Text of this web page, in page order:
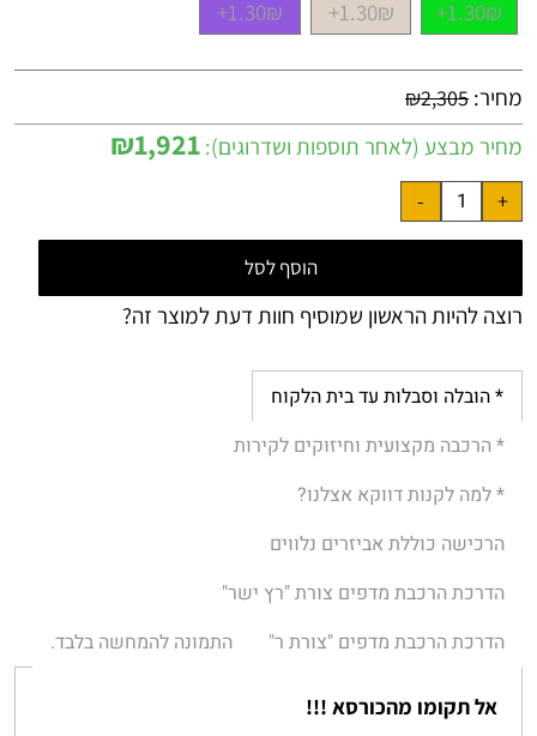
1.30₪+
1.30₪+
1.30₪+
מחיר: ₪2,305
מחיר מבצע (לאחר תוספות ושדרוגים): ₪1,921
הוסף לסל
רוצה להיות הראשון שמוסיף חוות דעת למוצר זה?
* הובלה וסבלות עד בית הלקוח
* הרכבה מקצועית וחיזוקים לקירות
* למה לקנות דווקא אצלנו?
הרכישה כוללת אביזרים נלווים
הדרכת הרכבת מדפים צורת "רץ ישר"
הדרכת הרכבת מדפים "צורת ר"
התמונה להמחשה בלבד.
אל תקומו מהכורסא !!!